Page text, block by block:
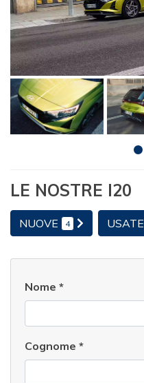
LE NOSTRE I20
NUOVE 4 USATE
Nome *
Cognome *